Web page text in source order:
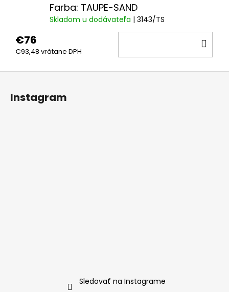
Farba: TAUPE-SAND
Skladom u dodávateľa | 3143/TS
€76
€93,48 vrátane DPH
Instagram
Sledovať na Instagrame